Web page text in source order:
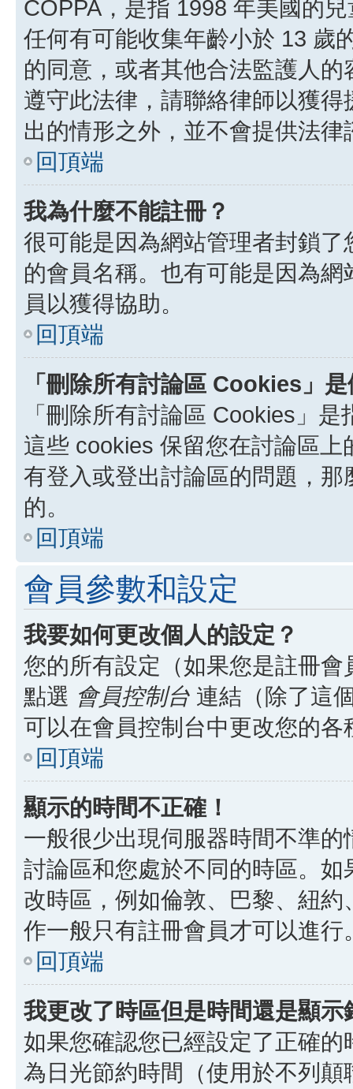
COPPA，是指 1998 年美國的
任何有可能收集年齡小於 13 歲
的同意，或者其他合法監護人
遵守此法律，請聯絡律師以獲
出的情形之外，並不會提供法
回頂端
我為什麼不能註冊？
很可能是因為網站管理者封鎖
的會員名稱。也有可能是因為
員以獲得協助。
回頂端
「刪除所有討論區 Cookies」
「刪除所有討論區 Cookies」
這些 cookies 保留您在討論區
有登入或登出討論區的問題，
的。
回頂端
會員參數和設定
我要如何更改個人的設定？
您的所有設定（如果您是註冊
點選 會員控制台 連結（除了這
可以在會員控制台中更改您的各
回頂端
顯示的時間不正確！
一般很少出現伺服器時間不準
討論區和您處於不同的時區。
改時區，例如倫敦、巴黎、紐
作一般只有註冊會員才可以進
回頂端
我更改了時區但是時間還是顯示
如果您確認您已經設定了正確
為日光節約時間（使用於不列